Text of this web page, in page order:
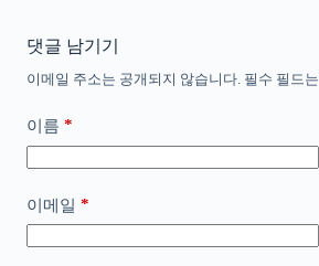
댓글 남기기
이메일 주소는 공개되지 않습니다. 필수 필드는
이름 *
이메일 *